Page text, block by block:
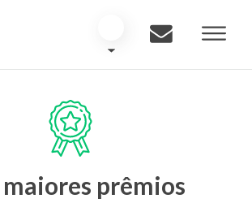
maiores prêmios